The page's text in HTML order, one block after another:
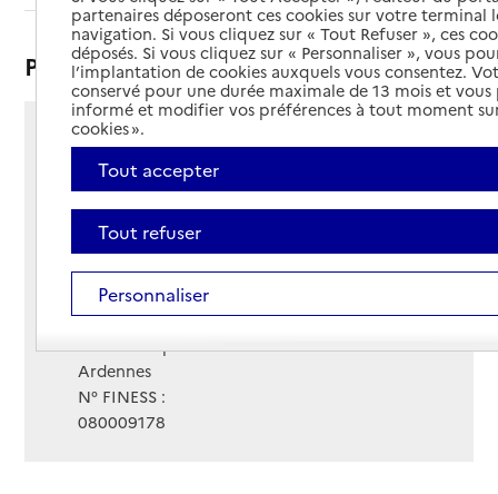
Présentation
2 avenue du général Margueritte
08200 - Sedan
Voir itinéraire
03 24 22 80 08
Contact
Contact
Site Internet
Site internet
Gestionnaire :
Centre hospitalier Intercommunal Nord-
Ardennes
N° FINESS :
080009178
partenaires déposeront ces cookies sur votre terminal
navigation. Si vous cliquez sur « Tout Refuser », ces
déposés. Si vous cliquez sur « Personnaliser », vous
l’implantation de cookies auxquels vous consentez.
conservé pour une durée maximale de 13 mois et
informé et modifier vos préférences à tout moment
cookies ».
Tout accepter
Tout refuser
Personnaliser